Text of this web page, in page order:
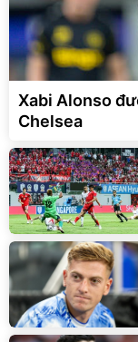
Xabi Alonso
Chelsea